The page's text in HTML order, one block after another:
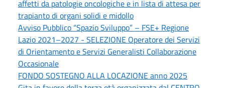
affetti da patologie oncologiche e in lista di attesa per
trapianto di organi solidi e midollo
Avviso Pubblico “Spazio Sviluppo” – FSE+ Regione
Lazio 2021–2027 - SELEZIONE Operatore dei Servizi
di Orientamento e Servizi Generalisti Collaborazione
Occasionale
FONDO SOSTEGNO ALLA LOCAZIONE anno 2025